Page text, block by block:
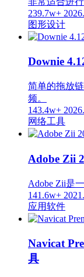
239.7w+
图形设计
Downie
简单的拖放
频。
143.4w+
网络工具
Adobe Zii
Adobe Zii是
141.6w+
应用软件
Navicat
具